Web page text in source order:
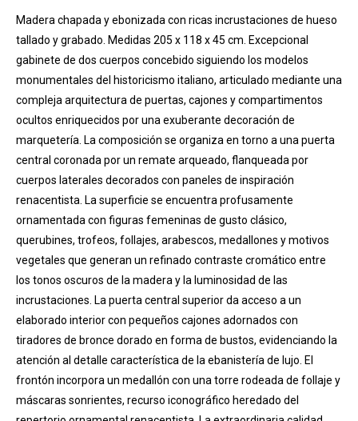
Madera chapada y ebonizada con ricas incrustaciones de hueso
tallado y grabado. Medidas 205 x 118 x 45 cm. Excepcional
gabinete de dos cuerpos concebido siguiendo los modelos
monumentales del historicismo italiano, articulado mediante una
compleja arquitectura de puertas, cajones y compartimentos
ocultos enriquecidos por una exuberante decoración de
marquetería. La composición se organiza en torno a una puerta
central coronada por un remate arqueado, flanqueada por
cuerpos laterales decorados con paneles de inspiración
renacentista. La superficie se encuentra profusamente
ornamentada con figuras femeninas de gusto clásico,
querubines, trofeos, follajes, arabescos, medallones y motivos
vegetales que generan un refinado contraste cromático entre
los tonos oscuros de la madera y la luminosidad de las
incrustaciones. La puerta central superior da acceso a un
elaborado interior con pequeños cajones adornados con
tiradores de bronce dorado en forma de bustos, evidenciando la
atención al detalle característica de la ebanistería de lujo. El
frontón incorpora un medallón con una torre rodeada de follaje y
máscaras sonrientes, recurso iconográfico heredado del